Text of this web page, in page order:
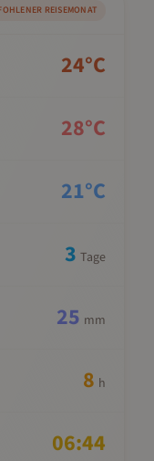
REISEMONAT
24°C
28°C
21°C
3 Tage
25 mm
8 h
06:44